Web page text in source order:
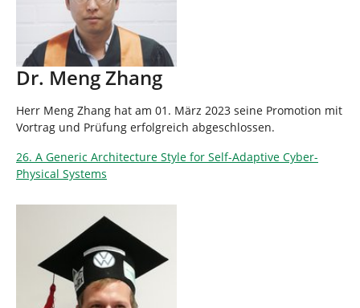
Dr. Meng Zhang
Herr Meng Zhang hat am 01. März 2023 seine Promotion mit
Vortrag und Prüfung erfolgreich abgeschlossen.
26. A Generic Architecture Style for Self-Adaptive Cyber-
Physical Systems